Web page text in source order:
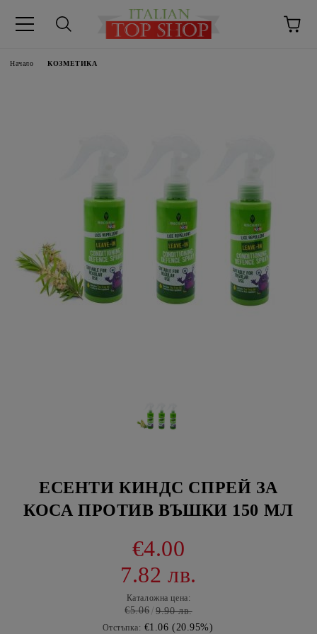
Начало КОЗМЕТИКА
ЕСЕНТИ КИНДС СПРЕЙ ЗА
КОСА ПРОТИВ ВЪШКИ 150 МЛ
€4.00
7.82 лв.
Каталожна цена:
€5.06 9.90 лв.
Отстъпка: €1.06 (20.95%)